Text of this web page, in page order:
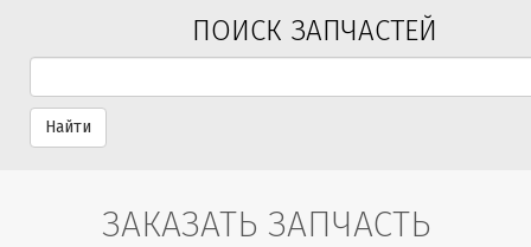
ПОИСК ЗАПЧАСТЕЙ
Найти
ЗАКАЗАТЬ ЗАПЧАСТЬ